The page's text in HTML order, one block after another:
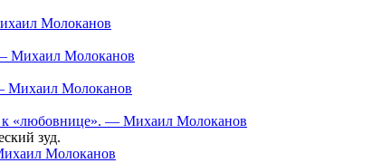
Молоканов
— Михаил Молоканов
Михаил Молоканов
к «любовнице». — Михаил Молоканов
зуд.
Молоканов